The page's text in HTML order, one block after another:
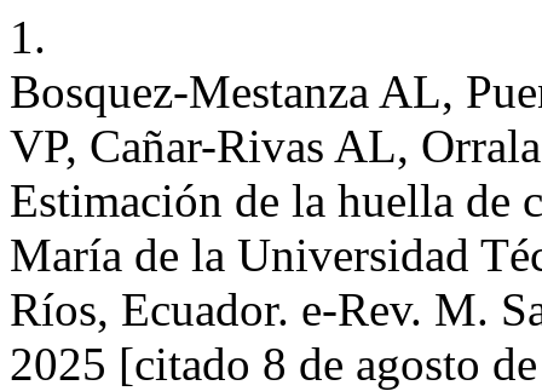
1.
Bosquez-Mestanza AL,
VP, Cañar-Rivas AL,
Estimación de la huella de
María de la Universidad
Ríos, Ecuador. e-Rev. M.
2025 [citado 8 de agosto